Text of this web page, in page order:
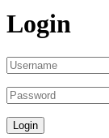
Login